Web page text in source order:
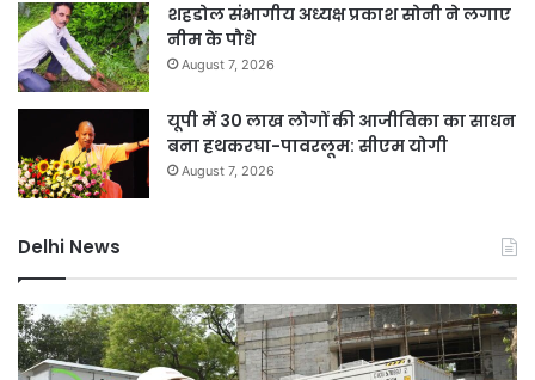
शहडोल संभागीय अध्यक्ष प्रकाश सोनी ने लगाए
नीम के पौधे
August 7, 2026
यूपी में 30 लाख लोगों की आजीविका का साधन
बना हथकरघा-पावरलूम: सीएम योगी
August 7, 2026
Delhi News
दिल्ली
में
24